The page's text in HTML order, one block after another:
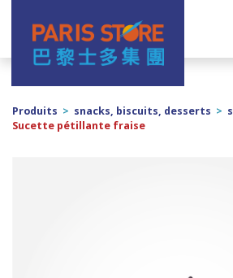
Navigation principale
Produits > snacks, biscuits, desserts >
Sucette pétillante fraise